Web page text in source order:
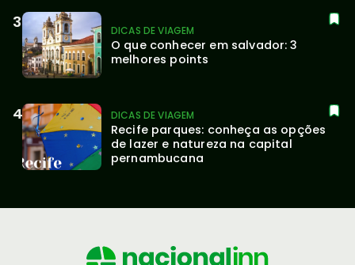
DICAS DE VIAGEM
O que conhecer em salvador: 3
melhores points
DICAS DE VIAGEM
Recife parques: conheça as opções
de lazer e natureza na capital
pernambucana